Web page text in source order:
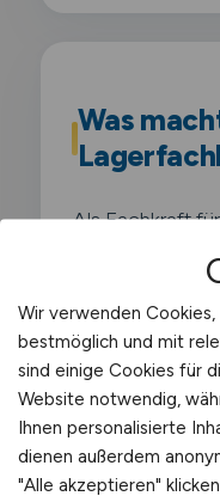
Was
Als Fachkraft
dreijährige
beherrschst
Annahme bis
Lagerabläufe.
Versandkosten
komplexen
übernimmst
Wir verwenden
bestmöglich und mit
sind einige Cookies für
Website notwendig,
Ihnen personalisierte
dienen außerdem
"Alle akzeptieren"